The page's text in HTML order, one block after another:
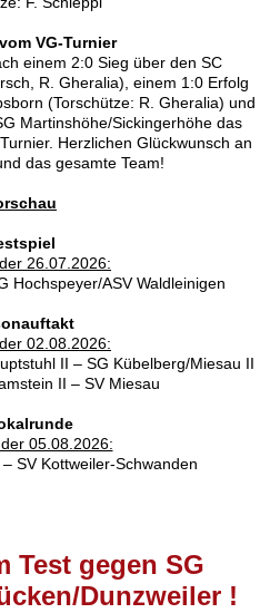
VG-Turnier
einem 2:0 Sieg über den SC
R. Gheralia), einem 1:0 Erfolg
(Torschütze: R. Gheralia) und
Martinshöhe/Sickingerhöhe das
Herzlichen Glückwunsch an
das gesamte Team!
26.07.2026:
Hochspeyer/ASV Waldleinigen
02.08.2026:
II – SG Kübelberg/Miesau II
II – SV Miesau
05.08.2026:
SV Kottweiler-Schwanden
Test gegen SG
Dunzweiler !